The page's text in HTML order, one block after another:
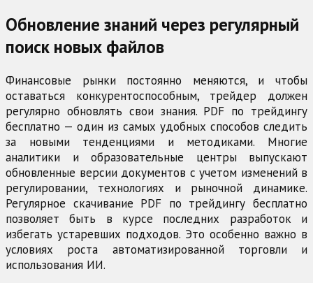
Обновление знаний через регулярный
поиск новых файлов
Финансовые рынки постоянно меняются, и чтобы
оставаться конкурентоспособным, трейдер должен
регулярно обновлять свои знания. PDF по трейдингу
бесплатно — один из самых удобных способов следить
за новыми тенденциями и методиками. Многие
аналитики и образовательные центры выпускают
обновленные версии документов с учетом изменений в
регулировании, технологиях и рыночной динамике.
Регулярное скачивание PDF по трейдингу бесплатно
позволяет быть в курсе последних разработок и
избегать устаревших подходов. Это особенно важно в
условиях роста автоматизированной торговли и
использования ИИ.